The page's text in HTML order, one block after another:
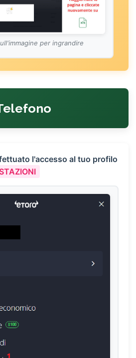
per ingrandire
l'accesso al tuo profilo